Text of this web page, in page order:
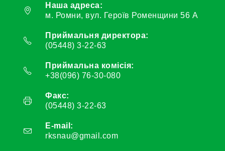
b
o
и
т
и
с
я
Наша адреса:
м. Ромни, вул. Героїв Роменщини 56 А
Приймальня директора:
(05448) 3-22-63
Приймальна комісія:
+38(096) 76-30-080
Факс:
(05448) 3-22-63
E-mail:
rksnau@gmail.com